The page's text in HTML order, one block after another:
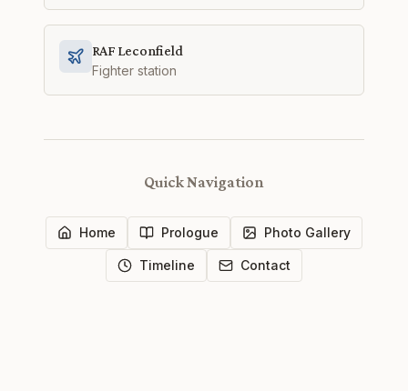
RAF Leconfield
Fighter station
Quick Navigation
Home Prologue Photo Gallery
Timeline Contact